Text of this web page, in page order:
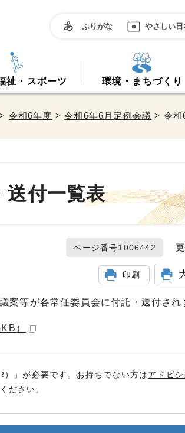
ふりがな やさしい日
祉・スポーツ 環境・まちづくり
> 令和6年度 >令和6年6月定例会議 > 令和
送付一覧表
ページ番号1006442 更
印刷
等が各常任委員会に付託・送付され
）
」が必要です。お持ちでない方はアドビ
ださい。